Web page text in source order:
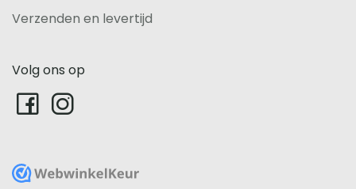
Verzenden en levertijd
Volg ons op
WebwinkelKeur